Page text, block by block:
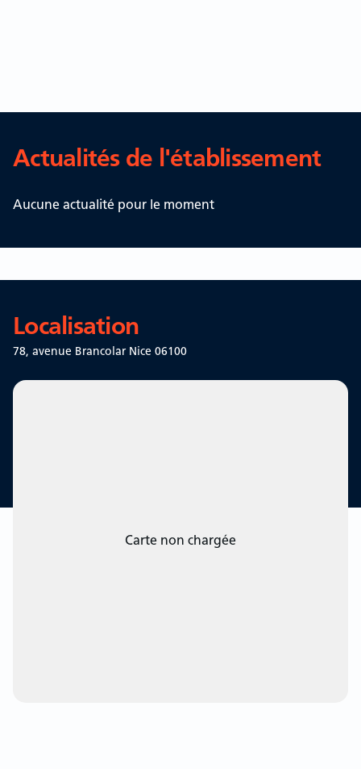
Actualités de l'établissement
Aucune actualité pour le moment
Localisation
78, avenue Brancolar Nice 06100
Carte non chargée